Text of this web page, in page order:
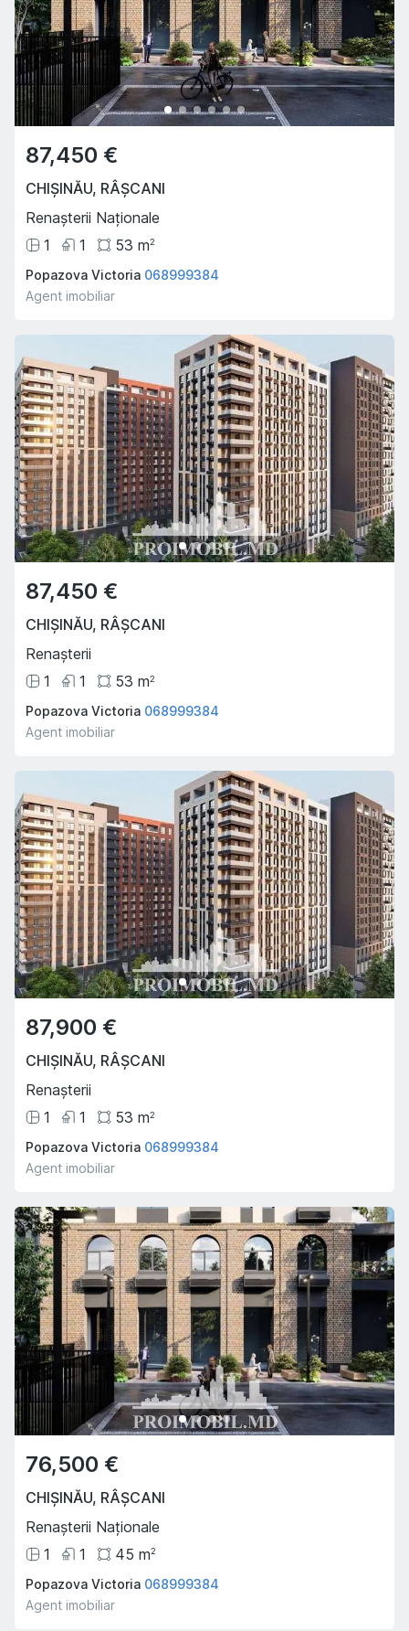
87,450 €
CHIȘINĂU, RÂȘCANI
Renașterii Naționale
1
1 53 m2
Popazova Victoria 068999384
Agent imobiliar
87,450 €
CHIȘINĂU, RÂȘCANI
Renașterii
1
1 53 m2
Popazova Victoria 068999384
Agent imobiliar
87,900 €
CHIȘINĂU, RÂȘCANI
Renașterii
1
1 53 m2
Popazova Victoria 068999384
Agent imobiliar
76,500 €
CHIȘINĂU, RÂȘCANI
Renașterii Naționale
1
1 45 m2
Popazova Victoria 068999384
Agent imobiliar